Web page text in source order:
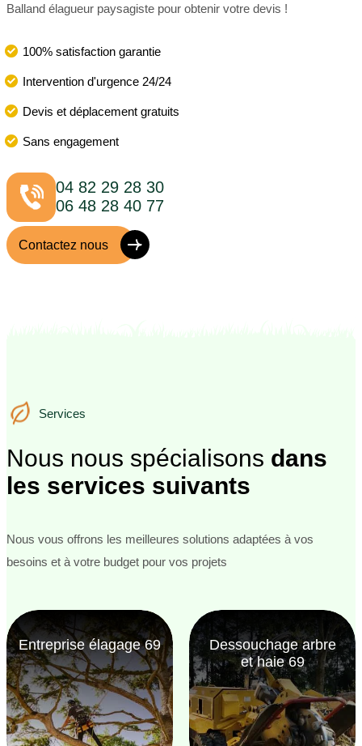
Balland élagueur paysagiste pour obtenir votre devis !
100% satisfaction garantie
Intervention d'urgence 24/24
Devis et déplacement gratuits
Sans engagement
04 82 29 28 30
06 48 28 40 77
Contactez nous
Services
Services
Nous nous spécialisons dans
les services suivants
Nous vous offrons les meilleures solutions adaptées à vos
besoins et à votre budget pour vos projets
Entreprise élagage 69
Dessouchage arbre
et haie 69